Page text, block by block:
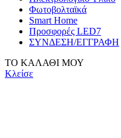
Φωτοβολταϊκά
Smart Home
Προσφορές LED7
ΣΥΝΔΕΣΗ/ΕΓΓΡΑΦΗ
ΤΟ ΚΑΛΑΘΙ ΜΟΥ
Κλείσε